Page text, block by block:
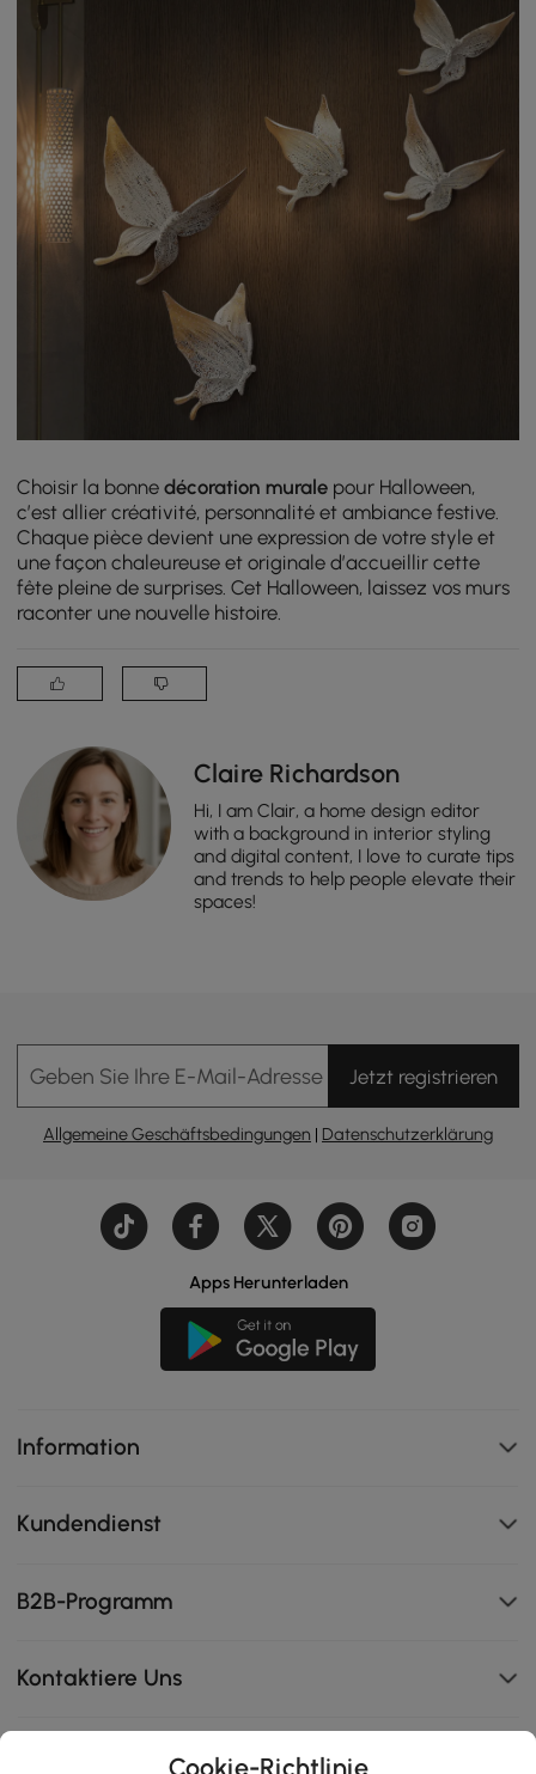
Choisir la bonnedécoration murale pour Halloween,
c’est allier créativité, personnalité et ambiance festive.
Chaque pièce devient une expression de votre style et
une façon chaleureuse et originale d’accueillir cette
fête pleine de surprises. Cet Halloween, laissez vos murs
raconter une nouvelle histoire.
Claire Richardson
Hi, I am Clair, a home design editor
with a background in interior styling
and digital content, I love to curate tips
and trends to help people elevate their
spaces!
Geben Sie Ihre E-Mail-Adresse EinJetzt registrieren
Allgemeine Geschäftsbedingungen | Datenschutzerklärung
Apps Herunterladen
Information
Kundendienst
B2B-Programm
Kontaktiere Uns
Cookie-Richtlinie